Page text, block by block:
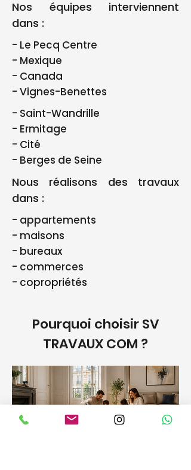
Nos équipes interviennent
dans :
- Le Pecq Centre
- Mexique
- Canada
- Vignes-Benettes
- Saint-Wandrille
- Ermitage
- Cité
- Berges de Seine
Nous réalisons des travaux
dans :
- appartements
- maisons
- bureaux
- commerces
- copropriétés
Pourquoi choisir SV
TRAVAUX COM ?